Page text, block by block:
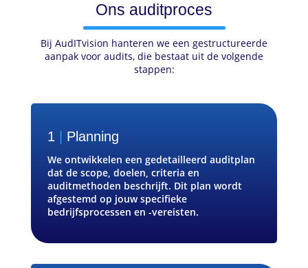
Ons auditproces
Bij AudITvision hanteren we een gestructureerde
aanpak voor audits, die bestaat uit de volgende
stappen:
1 Planning
We ontwikkelen een gedetailleerd auditplan
dat de scope, doelen, criteria en
auditmethoden beschrijft. Dit plan wordt
afgestemd op jouw specifieke
bedrijfsprocessen en -vereisten.